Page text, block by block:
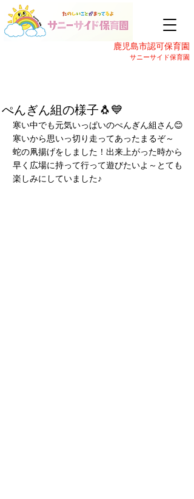
鹿児島市認可保育園
サニーサイド保育園
ぺんぎん組の様子🐧💙
寒い中でも元気いっぱいのぺんぎん組さん😊
寒いから思いっ切り走ってあったまるぞ～
蛇の凧揚げをしました！出来上がった時から
早く広場に持って行って遊びたいよ～とても
楽しみにしていました♪